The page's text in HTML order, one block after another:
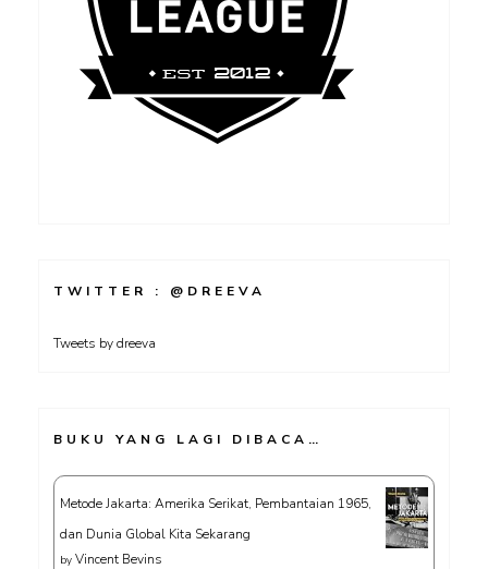
TWITTER : @DREEVA
Tweets by dreeva
BUKU YANG LAGI DIBACA…
Metode Jakarta: Amerika Serikat, Pembantaian 1965,
dan Dunia Global Kita Sekarang
by Vincent Bevins